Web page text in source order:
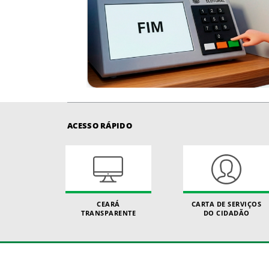
ACESSO RÁPIDO
CEARÁ
TRANSPARENTE
CARTA DE SERVIÇOS
DO CIDADÃO